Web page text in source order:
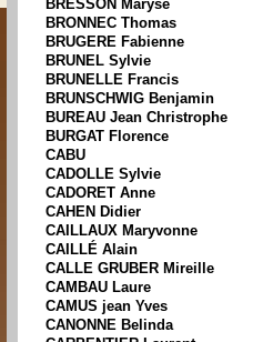
BRESSON Maryse
BRONNEC Thomas
BRUGERE Fabienne
BRUNEL Sylvie
BRUNELLE Francis
BRUNSCHWIG Benjamin
BUREAU Jean Christrophe
BURGAT Florence
CABU
CADOLLE Sylvie
CADORET Anne
CAHEN Didier
CAILLAUX Maryvonne
CAILLÉ Alain
CALLE GRUBER Mireille
CAMBAU Laure
CAMUS jean Yves
CANONNE Belinda